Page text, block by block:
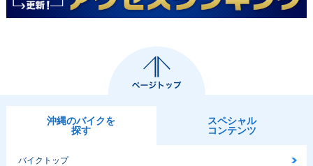
沖縄のバイクを
探す
スペシャル
コンテンツ
バイクトップ